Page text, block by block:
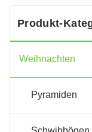
Produkt-
Weihnachten
Pyramiden